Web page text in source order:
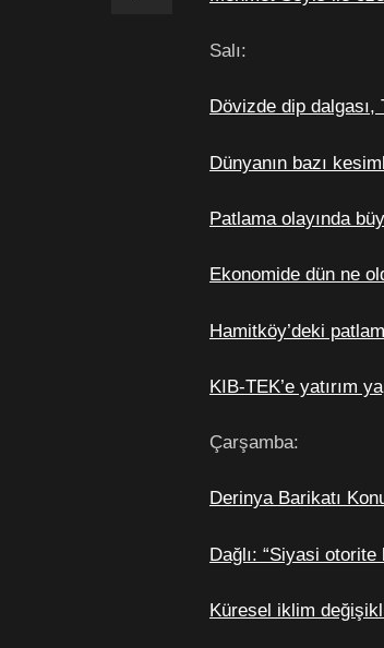
Salı:
Dövizde dip dalgası,
Dünyanın bazı
Patlama olayında
Ekonomide dün ne
Hamitköy’deki
KIB-TEK’e yatırım
Çarşamba:
Derinya Barikatı
Dağlı: “Siyasi
Küresel iklim